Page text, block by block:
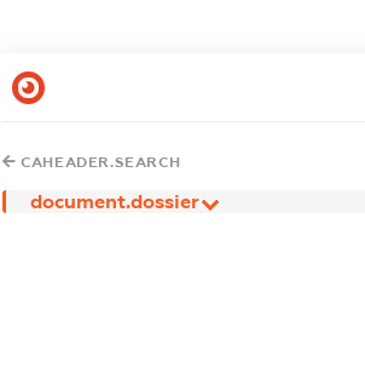
CAHEADER.SEARCH
document.dossier